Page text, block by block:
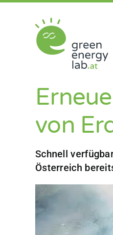
von
Schnell
Österreich